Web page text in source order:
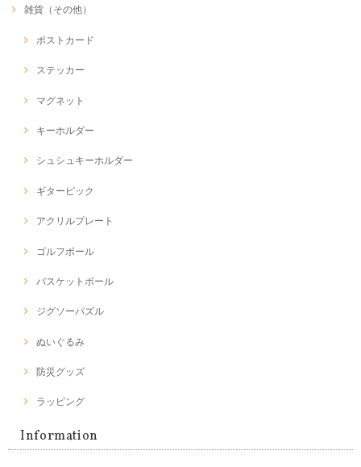
雑貨（その他）
ポストカード
ステッカー
マグネット
キーホルダー
シュシュキーホルダー
ギターピック
アクリルプレート
ゴルフボール
バスケットボール
ジグソーパズル
ぬいぐるみ
防災グッズ
ラッピング
Information